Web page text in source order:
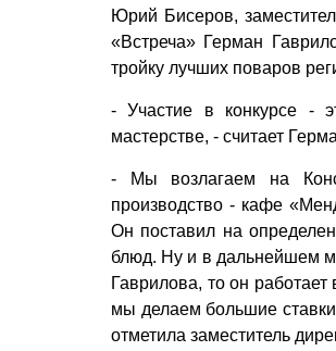
Юрий Бисеров,
«Встреча» Герман
тройку лучших поваров
- Участие в конкурсе -
мастерстве, - считает
- Мы возлагаем на
производство - кафе
Он поставил на
блюд. Ну и в дальнейшем
Гаврилова, то он
мы делаем большие
отметила заместитель